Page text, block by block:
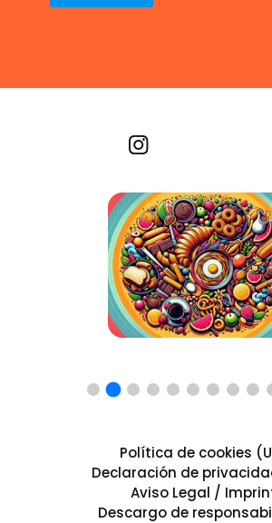
Política de cookies
Declaración de
Aviso Legal /
Descargo de